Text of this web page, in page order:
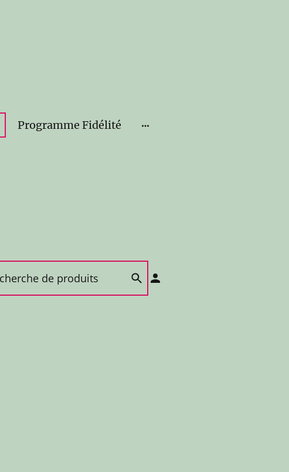
Programme Fidélité